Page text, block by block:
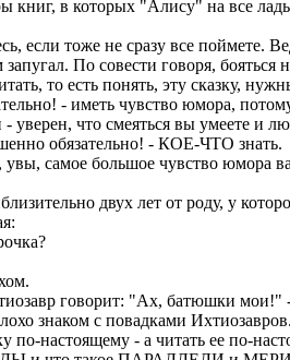
в которых "Алису" на все лады
если тоже не сразу все поймете.
По совести говоря, бояться
то есть понять, эту сказку,
- иметь чувство юмора,
что смеяться вы умеете и
обязательно! - КОЕ-ЧТО знать.
самое большое чувство юмора
двух лет от роду, у
говорит: "Ах, батюшки мои!"
знаком с повадками Ихтиозавров.
настоящему - а читать ее по-